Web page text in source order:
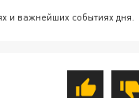
и важнейших событиях дня.